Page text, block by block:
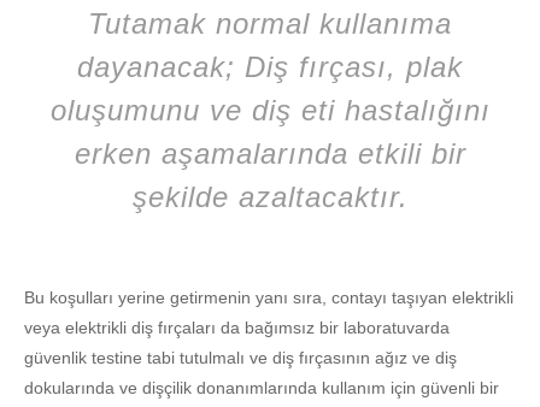
Tutamak normal kullanıma
dayanacak; Diş fırçası, plak
oluşumunu ve diş eti hastalığını
erken aşamalarında etkili bir
şekilde azaltacaktır.
Bu koşulları yerine getirmenin yanı sıra, contayı taşıyan elektrikli
veya elektrikli diş fırçaları da bağımsız bir laboratuvarda
güvenlik testine tabi tutulmalı ve diş fırçasının ağız ve diş
dokularında ve dişçilik donanımlarında kullanım için güvenli bir